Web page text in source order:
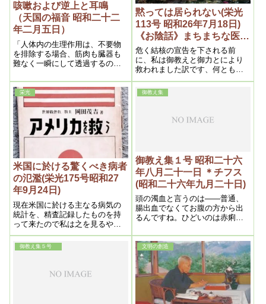
咳嗽および逆上と耳鳴
（天国の福音 昭和二十二
年二月五日）
「人体内の生理作用は、不要物
を排除する場合、筋肉も臓器も
難なく一瞬にして透過するの
知るにおいて、容易に理解し得
るのである。」
黙っては居られない(栄光
113号 昭和26年7月18日)
《お陰話》まちまちな医診
よりも信頼すべき浄霊 論
より証拠治ればいい
危く結核の宣告を下される前
に、私は御教えと御力とにより
救われました訳です、何とも有
難い次第であると思いました。
栄光
米国に於ける驚くべき病者
の氾濫(栄光175号昭和27
年9月24日)
現在米国に於ける主なる病気の
統計を、精査記録したものを持
って来たので私は之を見るや唖
然としたのである。それは余り
に私の説を立証しているからで
ある。そうして今日日本人の誰
迄は世界医学の覇権を握ってい
御教え集
御教え集１号 昭和二十六
年八月二十一日 ＊チフス
(昭和二十六年九月二十日)
頭の濁血と言うのは——普通、
腸出血でなくてお腹の方から出
るんですね。ひどいのは赤痢で
いで、肛門から出る——痔出血
ですね。結構なんです。これは
みんな頭の濁血ですから、そう
考えていれば良いですね。
御教え集５号 文明の創造